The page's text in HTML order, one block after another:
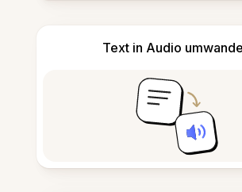
Text in Audio